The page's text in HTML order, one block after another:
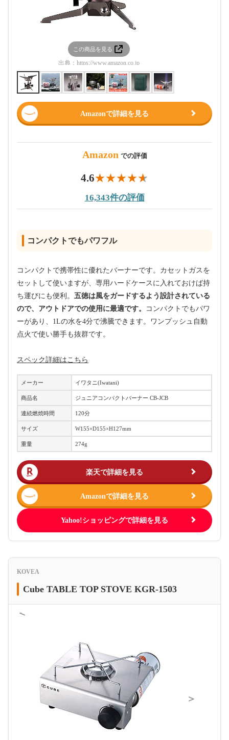
この商品を見る
出典： https://www.amazon.co.jp
Amazonで詳細を見る
Amazon での評価
4.6
16,343件の評価
コンパクトでもパワフル
コンパクトで携帯性に優れたバーナーです。カセットガスを
セットして使いますが、専用ハードケースに入れておけば持
ち運びにも便利。 五徳は風をガードするよう設計されている
ので、アウトドアでの使用に最適です。
コンパクトでもパワ
ーがあり、1Lの水を4分で沸騰できます。ワンプッシュ自動
点火で使い勝手も抜群です。
スペック詳細はこちら
メーカー イワタニ(Iwatani)
商品名 ジュニアコンパクトバーナー CB-JCB
連続燃焼時間 120分
サイズ W155×D155×H127mm
重量 274g
楽天で詳細を見る
Amazonで詳細を見る
Yahoo!ショッピングで詳細を見る
KOVEA
Cube TABLE TOP STOVE KGR-1503
＜
＞